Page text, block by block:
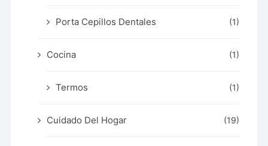
Porta Cepillos Dentales (1)
Cocina (1)
Termos (1)
Cuidado Del Hogar (19)